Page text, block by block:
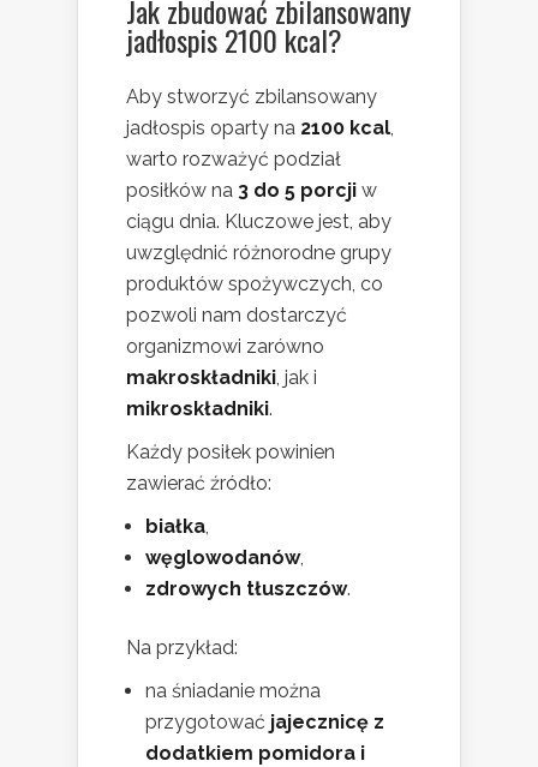
Jak zbudować zbilansowany
jadłospis 2100 kcal?
Aby stworzyć zbilansowany
jadłospis oparty na 2100 kcal,
warto rozważyć podział
posiłków na 3 do 5 porcji w
ciągu dnia. Kluczowe jest, aby
uwzględnić różnorodne grupy
produktów spożywczych, co
pozwoli nam dostarczyć
organizmowi zarówno
makroskładniki, jak i
mikroskładniki.
Każdy posiłek powinien
zawierać źródło:
białka,
węglowodanów,
zdrowych tłuszczów.
Na przykład:
na śniadanie można
przygotować jajecznicę z
dodatkiem pomidora i